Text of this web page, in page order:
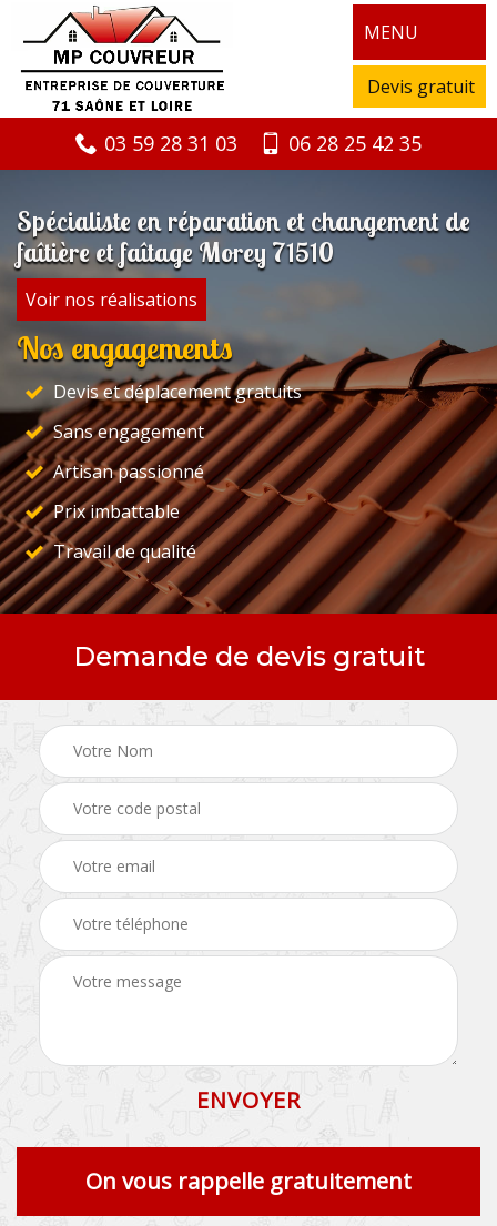
MENU
Devis gratuit
03 59 28 31 03 06 28 25 42 35
Spécialiste en réparation et changement de
faîtière et faîtage Morey 71510
Voir nos réalisations
Nos engagements
Devis et déplacement gratuits
Sans engagement
Artisan passionné
Prix imbattable
Travail de qualité
Demande de devis gratuit
On vous rappelle gratuitement